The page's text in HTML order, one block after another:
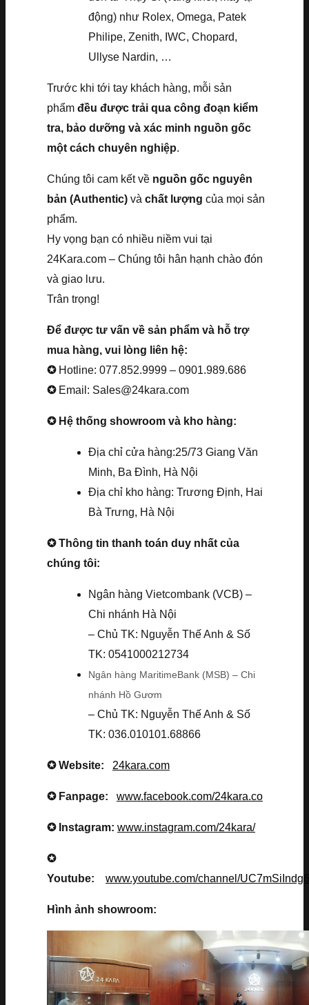
động) như Rolex, Omega, Patek
Philipe, Zenith, IWC, Chopard,
Ullyse Nardin, …
Trước khi tới tay khách hàng, mỗi sản
phẩm đều được trải qua công đoạn kiểm
tra, bảo dưỡng và xác minh nguồn gốc
một cách chuyên nghiệp.
Chúng tôi cam kết về nguồn gốc nguyên
bản (Authentic) và chất lượng của mọi sản
phẩm.
Hy vọng bạn có nhiều niềm vui tại
24Kara.com – Chúng tôi hân hạnh chào đón
và giao lưu.
Trân trọng!
Để được tư vấn về sản phẩm và hỗ trợ
mua hàng, vui lòng liên hệ:
✪ Hotline: 077.852.9999 – 0901.989.686
✪ Email: Sales@24kara.com
✪ Hệ thống showroom và kho hàng:
Địa chỉ cửa hàng:25/73 Giang Văn
Minh, Ba Đình, Hà Nội
Địa chỉ kho hàng: Trương Định, Hai
Bà Trưng, Hà Nội
✪ Thông tin thanh toán duy nhất của
chúng tôi:
Ngân hàng Vietcombank (VCB) –
Chi nhánh Hà Nội
– Chủ TK: Nguyễn Thế Anh & Số
TK: 0541000212734
Ngân hàng MaritimeBank (MSB) – Chi
nhánh Hồ Gươm
– Chủ TK: Nguyễn Thế Anh & Số
TK: 036.010101.68866
✪ Website: 24kara.com
✪ Fanpage: www.facebook.com/24kara.co
✪ Instagram: www.instagram.com/24kara/
✪
Youtube: www.youtube.com/channel/
Hình ảnh showroom: